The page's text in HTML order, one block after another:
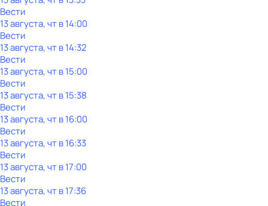
Вести
13 августа, чт в 14:00
Вести
13 августа, чт в 14:32
Вести
13 августа, чт в 15:00
Вести
13 августа, чт в 15:38
Вести
13 августа, чт в 16:00
Вести
13 августа, чт в 16:33
Вести
13 августа, чт в 17:00
Вести
13 августа, чт в 17:36
Вести